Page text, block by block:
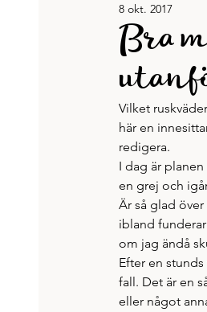
Jennys böcker
Träning
Bra
8 okt. 2017
Vilket
här en
redigera.
I dag är
en grej och
Är så glad
ibland
om jag ändå
Efter en
fall. Det är en
eller något